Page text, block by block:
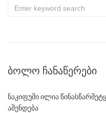
ᲑᲝᲚᲝ ᲩᲐᲜᲐᲬᲔᲠᲔᲑᲘ
ნაკიფუში ილია
აშენდება